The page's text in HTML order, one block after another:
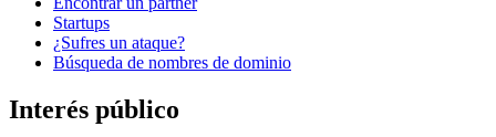
Startups
¿Sufres un ataque?
Búsqueda de nombres de dominio
Interés público